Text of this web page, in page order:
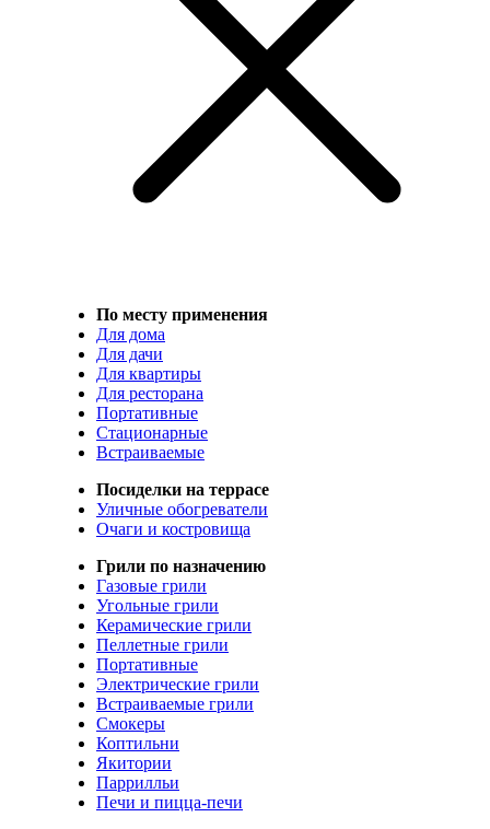
По месту применения
Для дома
Для дачи
Для квартиры
Для ресторана
Портативные
Стационарные
Встраиваемые
Посиделки на террасе
Уличные обогреватели
Очаги и костровища
Грили по назначению
Газовые грили
Угольные грили
Керамические грили
Пеллетные грили
Портативные
Электрические грили
Встраиваемые грили
Смокеры
Коптильни
Якитории
Паррилльи
Печи и пицца-печи